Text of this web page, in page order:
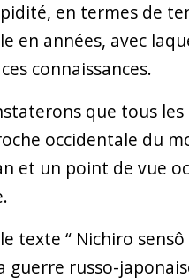
en termes de
en années, avec
connaissances.
que tous
occidentale du
et un point de vue
texte “ Nichiro
guerre russo-